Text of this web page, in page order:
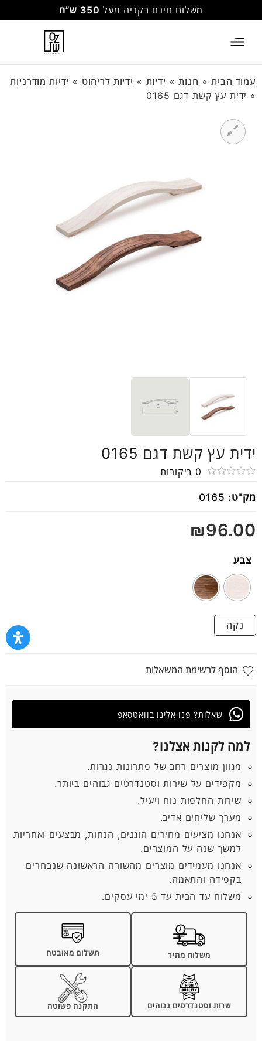
משלוח חינם בקניה מעל 350 ש”ח
עמוד הבית» חנות» ידיות » ידיות לריהוט » ידיות מודרניות
» ידית עץ קשת דגם 0165
ידית עץ קשת דגם 0165
0
5
0 ביקורות
מק"ט: 0165
₪96.00
צבע
נקה
הוסף לרשימת המשאלות
למה לקנות אצלנו?
מגוון מוצרים רחב של פתרונות נגרות.
מקפידים על שירות וסטנדרטים גבוהים ביותר.
שירות החלפות נוח ויעיל.
מערך שליחים אדיב.
אנחנו מציעים מחירים הוגנים, הנחות, מבצעים ואחריות
למשך שנה על המוצרים.
אנחנו מעמידים מוצרים מהשורה הראשונה שנבחרים
בקפידה והתאמה.
משלוח עד הבית עד 5 ימי עסקים.
משלוח מהיר תשלום מאובטח
שרות וסטנדרטים גבוהים התקנה פשוטה
שאלות? פנו אלינו בוואטסאפ